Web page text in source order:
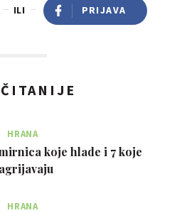
ILI PRIJAVA
HRANA
koje hlade i 7 koje
HRANA